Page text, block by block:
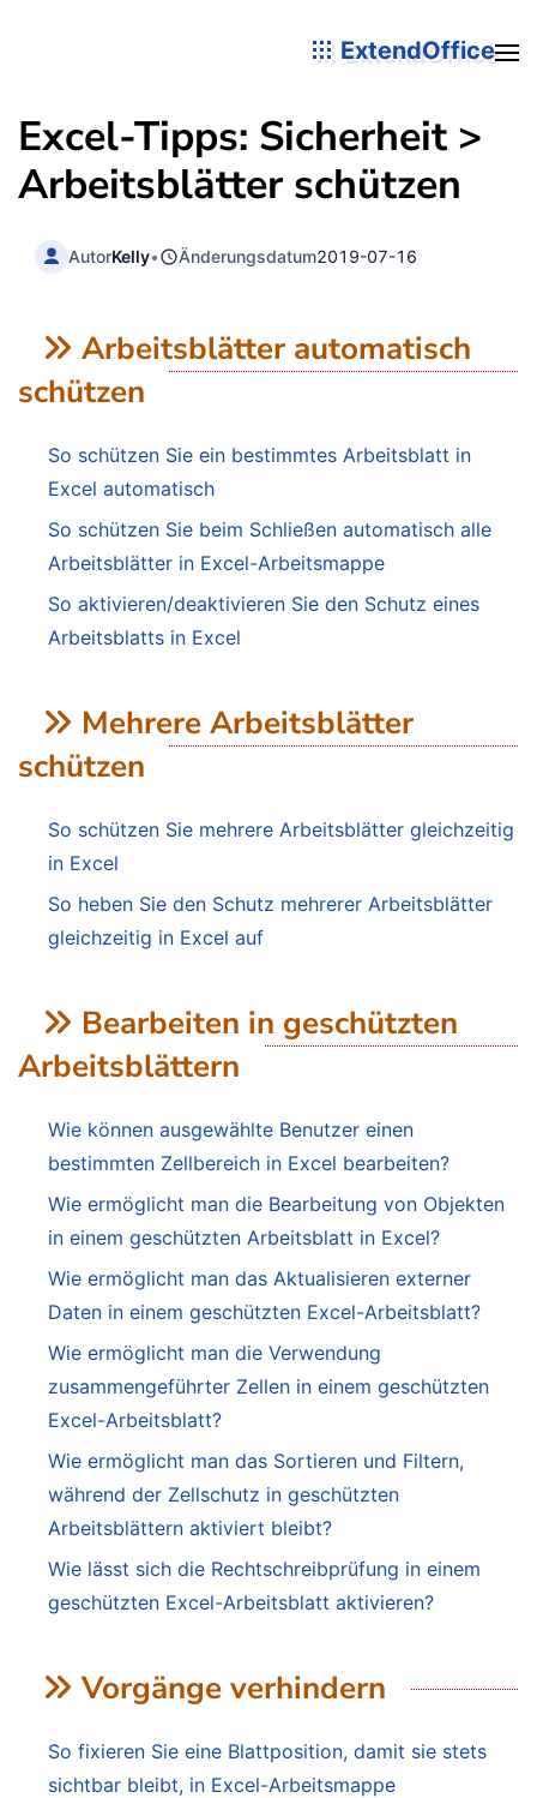
ExtendOffice
Excel-Tipps: Sicherheit >
Arbeitsblätter schützen
AutorKelly• Änderungsdatum2019-07-16
Arbeitsblätter automatisch
schützen
So schützen Sie ein bestimmtes Arbeitsblatt in
Excel automatisch
So schützen Sie beim Schließen automatisch alle
Arbeitsblätter in Excel-Arbeitsmappe
So aktivieren/deaktivieren Sie den Schutz eines
Arbeitsblatts in Excel
Mehrere Arbeitsblätter
schützen
So schützen Sie mehrere Arbeitsblätter gleichzeitig
in Excel
So heben Sie den Schutz mehrerer Arbeitsblätter
gleichzeitig in Excel auf
Bearbeiten in geschützten
Arbeitsblättern
Wie können ausgewählte Benutzer einen
bestimmten Zellbereich in Excel bearbeiten?
Wie ermöglicht man die Bearbeitung von Objekten
in einem geschützten Arbeitsblatt in Excel?
Wie ermöglicht man das Aktualisieren externer
Daten in einem geschützten Excel-Arbeitsblatt?
Wie ermöglicht man die Verwendung
zusammengeführter Zellen in einem geschützten
Excel-Arbeitsblatt?
Wie ermöglicht man das Sortieren und Filtern,
während der Zellschutz in geschützten
Arbeitsblättern aktiviert bleibt?
Wie lässt sich die Rechtschreibprüfung in einem
geschützten Excel-Arbeitsblatt aktivieren?
Vorgänge verhindern
So fixieren Sie eine Blattposition, damit sie stets
sichtbar bleibt, in Excel-Arbeitsmappe